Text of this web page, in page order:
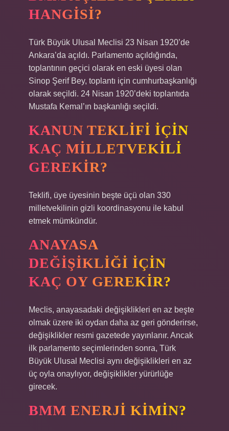
HANGISI?
Türk Büyük Ulusal Meclisi 23 Nisan 1920’de
Ankara’da açıldı. Parlamento açıldığında,
toplantının geçici olarak en eski üyesi olan
Sinop Şerif Bey, toplantı için cumhurbaşkanlığı
olarak seçildi. 24 Nisan 1920’deki toplantıda
Mustafa Kemal’ın başkanlığı seçildi.
KANUN TEKLIFI IÇIN
KAÇ MILLETVEKILI
GEREKIR?
Teklifi, üye üyesinin beşte üçü olan 330
milletvekilinin gizli koordinasyonu ile kabul
etmek mümkündür.
ANAYASA
DEĞIŞIKLIĞI IÇIN
KAÇ OY GEREKIR?
Meclis, anayasadaki değişiklikleri en az beşte
olmak üzere iki oydan daha az geri gönderirse,
değişiklikler resmi gazetede yayınlanır. Ancak
ilk parlamento seçimlerinden sonra, Türk
Büyük Ulusal Meclisi aynı değişiklikleri en az
üç oyla onaylıyor, değişiklikler yürürlüğe
girecek.
BMM ENERJI KIMIN?